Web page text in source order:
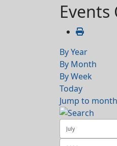
Events
By Year
By Month
By Week
Today
Jump to month